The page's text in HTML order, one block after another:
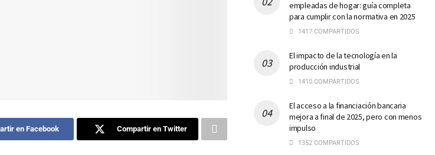
en Facebook Compartir en Twitter
empleadas de hogar: guía completa
para cumplir con la normativa en 2025
1417 COMPARTIDOS
El impacto de la tecnología en la
producción industrial
1410 COMPARTIDOS
El acceso a la financiación bancaria
mejora a final de 2025, pero con menos
impulso
1352 COMPARTIDOS